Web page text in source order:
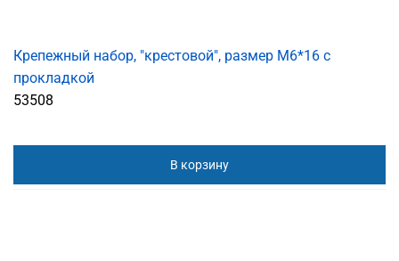
Крепежный набор, "крестовой", размер M6*16 с
прокладкой
53508
В корзину